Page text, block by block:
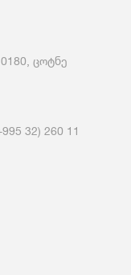
ცოტნე
32) 260 11